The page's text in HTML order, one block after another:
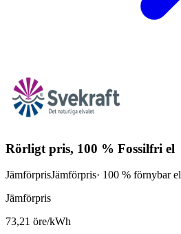
Rörligt pris, 100 % Fossilfri el
JämförprisJämförpris· 100 % förnybar el
Jämförpris
73,21 öre/kWh